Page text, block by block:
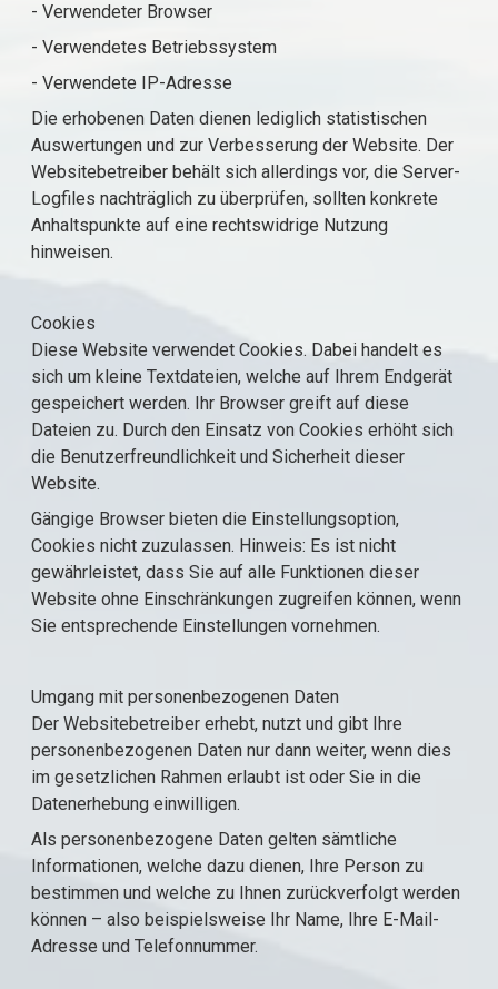
- Verwendeter Browser
- Verwendetes Betriebssystem
- Verwendete IP-Adresse
Die erhobenen Daten dienen lediglich statistischen
Auswertungen und zur Verbesserung der Website. Der
Websitebetreiber behält sich allerdings vor, die Server-
Logfiles nachträglich zu überprüfen, sollten konkrete
Anhaltspunkte auf eine rechtswidrige Nutzung
hinweisen.
Cookies
Diese Website verwendet Cookies. Dabei handelt es
sich um kleine Textdateien, welche auf Ihrem Endgerät
gespeichert werden. Ihr Browser greift auf diese
Dateien zu. Durch den Einsatz von Cookies erhöht sich
die Benutzerfreundlichkeit und Sicherheit dieser
Website.
Gängige Browser bieten die Einstellungsoption,
Cookies nicht zuzulassen. Hinweis: Es ist nicht
gewährleistet, dass Sie auf alle Funktionen dieser
Website ohne Einschränkungen zugreifen können, wenn
Sie entsprechende Einstellungen vornehmen.
Umgang mit personenbezogenen Daten
Der Websitebetreiber erhebt, nutzt und gibt Ihre
personenbezogenen Daten nur dann weiter, wenn dies
im gesetzlichen Rahmen erlaubt ist oder Sie in die
Datenerhebung einwilligen.
Als personenbezogene Daten gelten sämtliche
Informationen, welche dazu dienen, Ihre Person zu
bestimmen und welche zu Ihnen zurückverfolgt werden
können – also beispielsweise Ihr Name, Ihre E-Mail-
Adresse und Telefonnummer.